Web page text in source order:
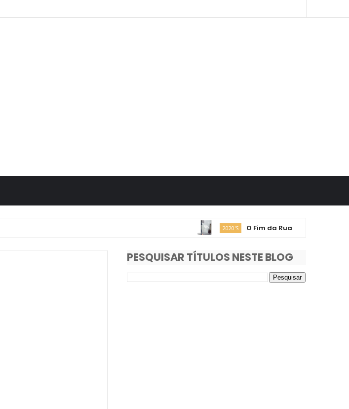
2020'S O Fim da Rua
PESQUISAR TÍTULOS NESTE BLOG